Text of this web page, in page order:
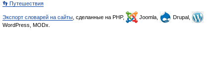
👣 Путешествия
Экспорт словарей на сайты , сделанные на PHP, Joomla,
Drupal,
WordPress, MODx.